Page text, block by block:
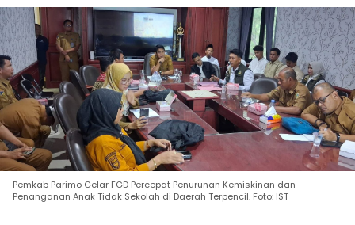
Pemkab Parimo Gelar FGD Percepat Penurunan Kemiskinan dan
Penanganan Anak Tidak Sekolah di Daerah Terpencil. Foto: IST